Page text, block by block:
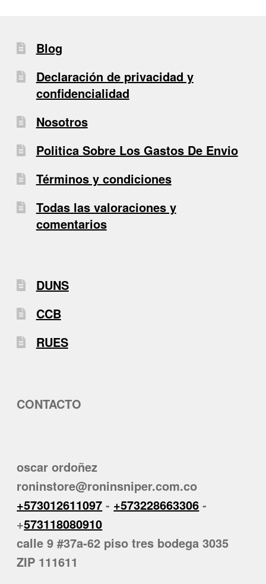
Blog
Declaración de privacidad y
confidencialidad
Nosotros
Politica Sobre Los Gastos De Envio
Términos y condiciones
Todas las valoraciones y
comentarios
DUNS
CCB
RUES
CONTACTO
oscar ordoñez
roninstore@roninsniper.com.co
+573012611097 - +573228663306 -
+573118080910
calle 9 #37a-62 piso tres bodega 3035
ZIP 111611